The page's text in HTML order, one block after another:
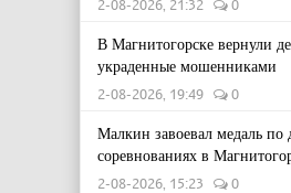
2-08-2026, 21:32 0
В Магнитогорске вернули
украденные мошенниками
2-08-2026, 19:49 0
Малкин завоевал медаль по
соревнованиях в
2-08-2026, 15:23 0